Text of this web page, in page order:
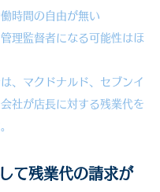
間の自由が無い
理監督者になる可能性はほ
、マクドナルド、セブンイ
会社が店長に対する残業代を
て残業代の請求が